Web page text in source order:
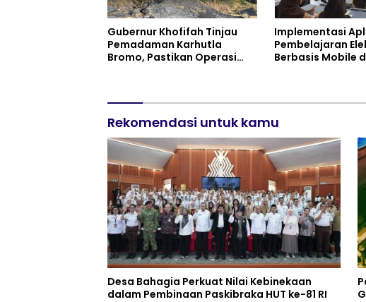
Gubernur Khofifah Tinjau
Pemadaman Karhutla
Bromo, Pastikan Operasi
Implementasi
Pembelajaran
Berbasis Mobile
Rekomendasi untuk kamu
Desa Bahagia Perkuat Nilai Kebinekaan
dalam Pembinaan Paskibraka HUT ke-81 RI